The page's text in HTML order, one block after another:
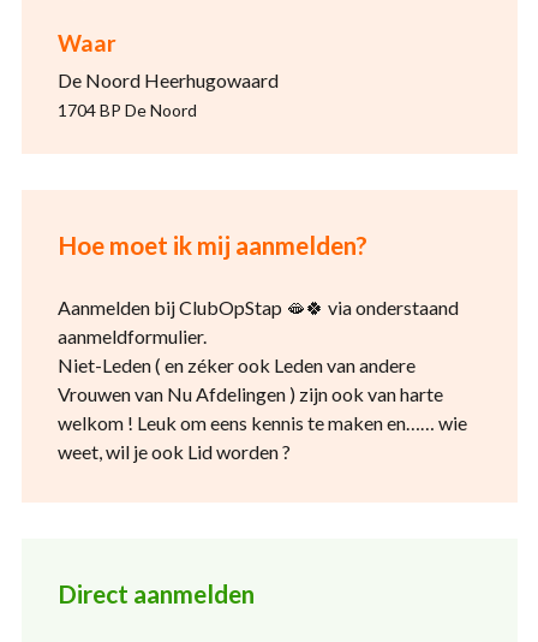
Waar
De Noord Heerhugowaard
1704 BP De Noord
Hoe moet ik mij aanmelden?
Aanmelden bij ClubOpStap 🫦🍀 via onderstaand
aanmeldformulier.
Niet-Leden ( en zéker ook Leden van andere
Vrouwen van Nu Afdelingen ) zijn ook van harte
welkom ! Leuk om eens kennis te maken en…… wie
weet, wil je ook Lid worden ?
Direct aanmelden